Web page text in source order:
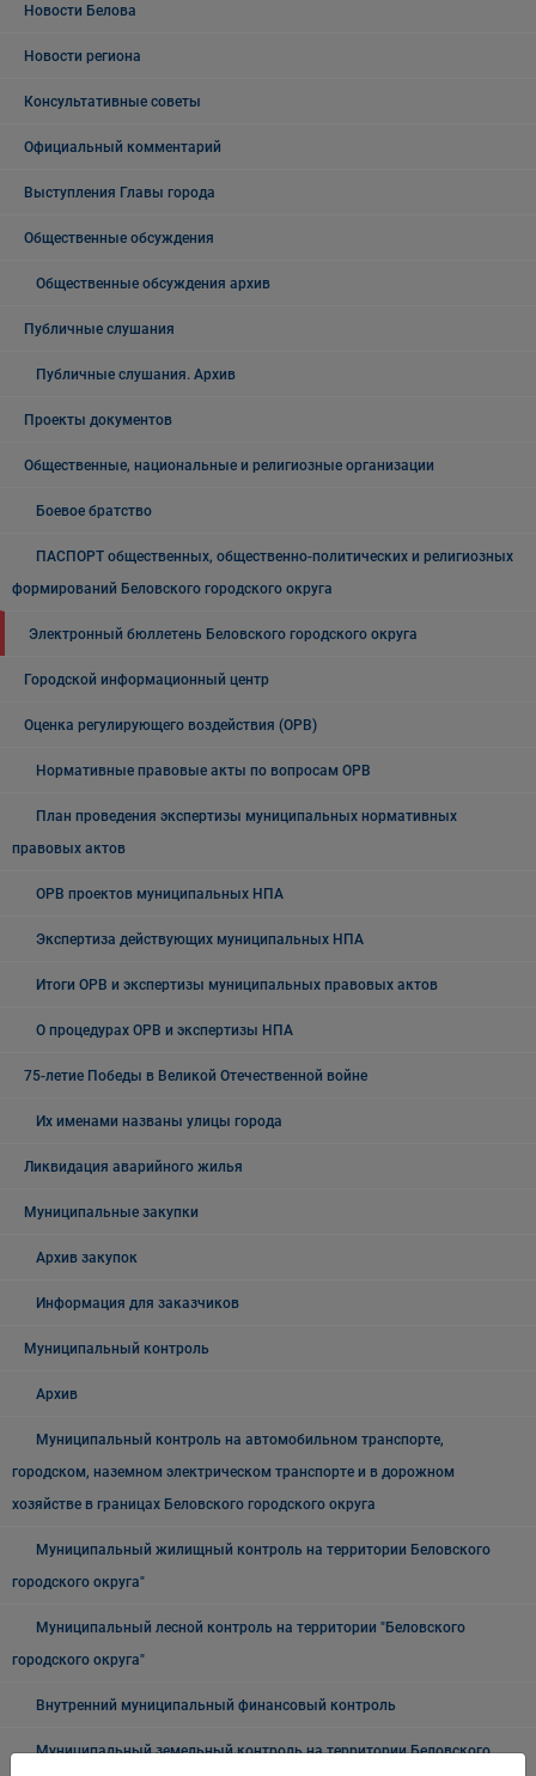
Новости Белова
Новости региона
Консультативные советы
Официальный комментарий
Выступления Главы города
Общественные обсуждения
Общественные обсуждения архив
Публичные слушания
Публичные слушания. Архив
Проекты документов
Общественные, национальные и религиозные организации
Боевое братство
ПАСПОРТ общественных, общественно-политических и религиозных
формирований Беловского городского округа
Электронный бюллетень Беловского городского округа
Городской информационный центр
Оценка регулирующего воздействия (ОРВ)
Нормативные правовые акты по вопросам ОРВ
План проведения экспертизы муниципальных нормативных
правовых актов
ОРВ проектов муниципальных НПА
Экспертиза действующих муниципальных НПА
Итоги ОРВ и экспертизы муниципальных правовых актов
О процедурах ОРВ и экспертизы НПА
75-летие Победы в Великой Отечественной войне
Их именами названы улицы города
Ликвидация аварийного жилья
Муниципальные закупки
Архив закупок
Информация для заказчиков
Муниципальный контроль
Архив
Муниципальный контроль на автомобильном транспорте,
городском, наземном электрическом транспорте и в дорожном
хозяйстве в границах Беловского городского округа
Муниципальный жилищный контроль на территории Беловского
городского округа"
Муниципальный лесной контроль на территории "Беловского
городского округа"
Внутренний муниципальный финансовый контроль
Муниципальный земельный контроль на территории Беловского